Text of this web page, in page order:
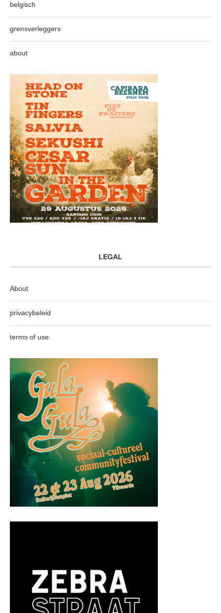
belgisch
grensverleggers
about
LEGAL
About
privacybeleid
terms of use